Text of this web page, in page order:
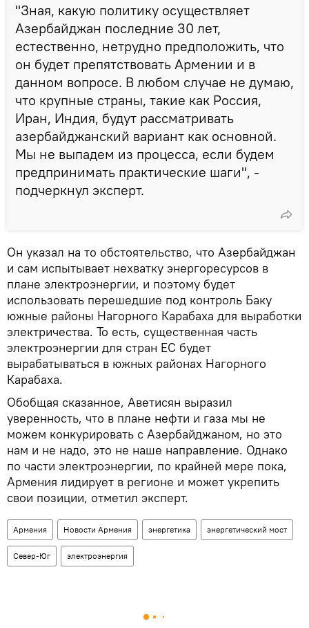
"Зная, какую политику осуществляет
Азербайджан последние 30 лет,
естественно, нетрудно предположить, что
он будет препятствовать Армении и в
данном вопросе. В любом случае не думаю,
что крупные страны, такие как Россия,
Иран, Индия, будут рассматривать
азербайджанский вариант как основной.
Мы не выпадем из процесса, если будем
предпринимать практические шаги", -
подчеркнул эксперт.
Он указал на то обстоятельство, что Азербайджан
и сам испытывает нехватку энергоресурсов в
плане электроэнергии, и поэтому будет
использовать перешедшие под контроль Баку
южные районы Нагорного Карабаха для выработки
электричества. То есть, существенная часть
электроэнергии для стран ЕС будет
вырабатываться в южных районах Нагорного
Карабаха.
Обобщая сказанное, Аветисян выразил
уверенность, что в плане нефти и газа мы не
можем конкурировать с Азербайджаном, но это
нам и не надо, это не наше направление. Однако
по части электроэнергии, по крайней мере пока,
Армения лидирует в регионе и может укрепить
свои позиции, отметил эксперт.
Армения Новости Армения энергетика энергетический мост
Север-Юг электроэнергия